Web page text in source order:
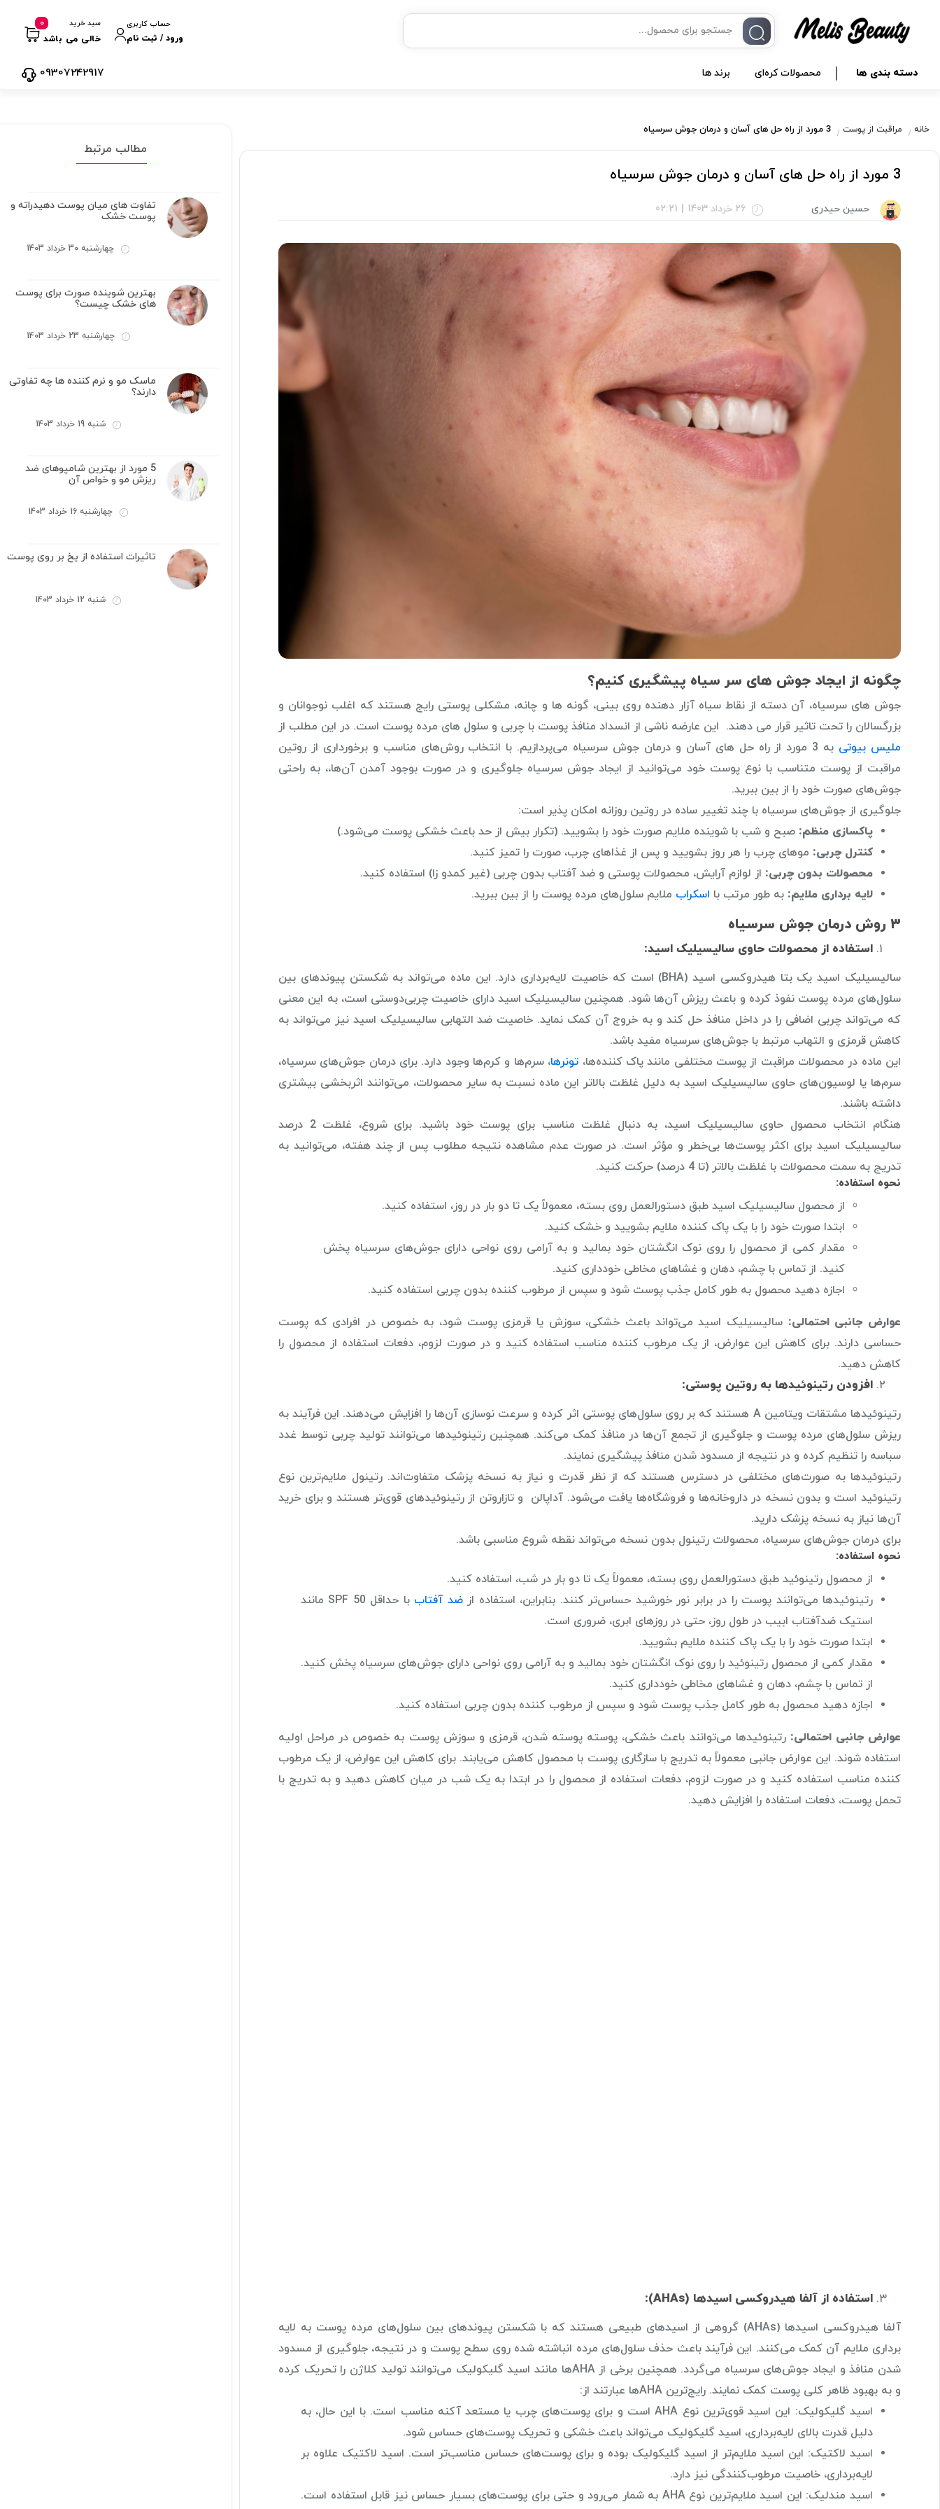
خرید قسطی با ترب‌پی
۴ قسط، بدون کارمزد
حساب کاربری
ورود / ثبت نام
سبد خرید
خالی می باشد
0
دسته بندی ها محصولات کره‌ای برند ها 09307242917
خانه مراقبت از پوست
3 مورد از راه حل های آسان و درمان جوش سرسیاه
حسین حیدری 26 خرداد 1403 02:21
چگونه از ایجاد جوش های سر سیاه پیشگیری کنیم؟
جوش های سرسیاه، آن دسته از نقاط سیاه آزار دهنده روی بینی، گونه ها و چانه، مشکلی پوستی رایج هستند که اغلب نوجوانان و
بزرگسالان را تحت تاثیر قرار می دهند. این عارضه ناشی از انسداد منافذ پوست با چربی و سلول های مرده پوست است. در این مطلب از
ملیس بیوتی
به 3 مورد از راه حل های آسان و درمان جوش سرسیاه می‌پردازیم. با انتخاب روش‌های مناسب و برخورداری از روتین
مراقبت از پوست متناسب با نوع پوست خود می‌توانید از ایجاد جوش سرسیاه جلوگیری و در صورت بوجود آمدن آن‌ها،، به راحتی
جوش‌های صورت خود را از بین ببرید.
جلوگیری از جوش‌های سرسیاه با چند تغییر ساده در روتین روزانه امکان پذیر است:
پاکسازی منظم: صبح و شب با شوینده ملایم صورت خود را بشویید. (تکرار بیش از حد باعث خشکی پوست می‌شود.)
کنترل چربی: موهای چرب را هر روز بشویید و پس از غذاهای چرب، صورت را تمیز کنید.
محصولات بدون چربی: از لوازم آرایش، محصولات پوستی و ضد آفتاب بدون چربی (غیر کمدو زا) استفاده کنید.
لایه برداری ملایم: به طور مرتب با اسکراب ملایم سلول‌های مرده پوست را از بین ببرید.
۳ روش درمان جوش سرسیاه
استفاده از محصولات حاوی سالیسیلیک اسید:
سالیسیلیک اسید یک بتا هیدروکسی اسید (BHA) است که خاصیت لایه‌برداری دارد. این ماده می‌تواند به شکستن پیوندهای بین
سلول‌های مرده پوست نفوذ کرده و باعث ریزش آن‌ها شود. همچنین سالیسیلیک اسید دارای خاصیت چربی‌دوستی است، به این معنی
که می‌تواند چربی اضافی را در داخل منافذ حل کند و به خروج آن کمک نماید. خاصیت ضد التهابی سالیسیلیک اسید نیز می‌تواند به
کاهش قرمزی و التهاب مرتبط با جوش‌های سرسیاه مفید باشد.
این ماده در محصولات مراقبت از پوست مختلفی مانند پاک کننده‌ها، تونرها، سرم‌ها و کرم‌ها وجود دارد. برای درمان جوش‌های سرسیاه،
سرم‌ها یا لوسیون‌های حاوی سالیسیلیک اسید به دلیل غلظت بالاتر این ماده نسبت به سایر محصولات، می‌توانند اثربخشی بیشتری
داشته باشند.
هنگام انتخاب محصول حاوی سالیسیلیک اسید، به دنبال غلظت مناسب برای پوست خود باشید. برای شروع، غلظت 2 درصد
سالیسیلیک اسید برای اکثر پوست‌ها بی‌خطر و مؤثر است. در صورت عدم مشاهده نتیجه مطلوب پس از چند هفته، می‌توانید به
تدریج به سمت محصولات با غلظت بالاتر (تا 4 درصد) حرکت کنید.
نحوه استفاده:
از محصول سالیسیلیک اسید طبق دستورالعمل روی بسته، معمولاً یک تا دو بار در روز، استفاده کنید.
ابتدا صورت خود را با یک پاک کننده ملایم بشویید و خشک کنید.
مقدار کمی از محصول را روی نوک انگشتان خود بمالید و به آرامی روی نواحی دارای جوش‌های سرسیاه پخش
کنید. از تماس با چشم، دهان و غشاهای مخاطی خودداری کنید.
اجازه دهید محصول به طور کامل جذب پوست شود و سپس از مرطوب کننده بدون چربی استفاده کنید.
عوارض جانبی احتمالی: سالیسیلیک اسید می‌تواند باعث خشکی، سوزش یا قرمزی پوست شود، به خصوص در افرادی که پوست
حساسی دارند. برای کاهش این عوارض، از یک مرطوب کننده مناسب استفاده کنید و در صورت لزوم، دفعات استفاده از محصول را
کاهش دهید.
افزودن رتینوئیدها به روتین پوستی:
رتینوئیدها مشتقات ویتامین A هستند که بر روی سلول‌های پوستی اثر کرده و سرعت نوسازی آن‌ها را افزایش می‌دهند. این فرآیند به
ریزش سلول‌های مرده پوست و جلوگیری از تجمع آن‌ها در منافذ کمک می‌کند. همچنین رتینوئیدها می‌توانند تولید چربی توسط غدد
سباسه را تنظیم کرده و در نتیجه از مسدود شدن منافذ پیشگیری نمایند.
رتینوئیدها به صورت‌های مختلفی در دسترس هستند که از نظر قدرت و نیاز به نسخه پزشک متفاوت‌اند. رتینول ملایم‌ترین نوع
رتینوئید است و بدون نسخه در داروخانه‌ها و فروشگاه‌ها یافت می‌شود. آداپالن و تازاروتن از رتینوئیدهای قوی‌تر هستند و برای خرید
آن‌ها نیاز به نسخه پزشک دارید.
برای درمان جوش‌های سرسیاه، محصولات رتینول بدون نسخه می‌تواند نقطه شروع مناسبی باشد.
نحوه استفاده:
از محصول رتینوئید طبق دستورالعمل روی بسته، معمولاً یک تا دو بار در شب، استفاده کنید.
رتینوئیدها می‌توانند پوست را در برابر نور خورشید حساس‌تر کنند. بنابراین، استفاده ازضد آفتاب
با حداقل SPF 50 مانند
استیک ضدآفتاب ابیب در طول روز، حتی در روزهای ابری، ضروری است.
ابتدا صورت خود را با یک پاک کننده ملایم بشویید.
مقدار کمی از محصول رتینوئید را روی نوک انگشتان خود بمالید و به آرامی روی نواحی دارای جوش‌های سرسیاه پخش کنید.
از تماس با چشم، دهان و غشاهای مخاطی خودداری کنید.
اجازه دهید محصول به طور کامل جذب پوست شود و سپس از مرطوب کننده بدون چربی استفاده کنید.
عوارض جانبی احتمالی: رتینوئیدها می‌توانند باعث خشکی، پوسته پوسته شدن، قرمزی و سوزش پوست به خصوص در مراحل اولیه
استفاده شوند. این عوارض جانبی معمولاً به تدریج با سازگاری پوست با محصول کاهش می‌یابند. برای کاهش این عوارض، از یک مرطوب
کننده مناسب استفاده کنید و در صورت لزوم، دفعات استفاده از محصول را در ابتدا به یک شب در میان کاهش دهید و به تدریج با
تحمل پوست، دفعات استفاده را افزایش دهید.
استفاده از آلفا هیدروکسی اسیدها (AHAs):
آلفا هیدروکسی اسیدها (AHAs) گروهی از اسیدهای طبیعی هستند که با شکستن پیوندهای بین سلول‌های مرده پوست به لایه
برداری ملایم آن کمک می‌کنند. این فرآیند باعث حذف سلول‌های مرده انباشته شده روی سطح پوست و در نتیجه، جلوگیری از مسدود
شدن منافذ و ایجاد جوش‌های سرسیاه می‌گردد. همچنین برخی از AHAها مانند اسید گلیکولیک می‌توانند تولید کلاژن را تحریک کرده
و به بهبود ظاهر کلی پوست کمک نمایند. رایج‌ترین AHAها عبارتند از:
اسید گلیکولیک: این اسید قوی‌ترین نوع AHA است و برای پوست‌های چرب یا مستعد آکنه مناسب است. با این حال، به
دلیل قدرت بالای لایه‌برداری، اسید گلیکولیک می‌تواند باعث خشکی و تحریک پوست‌های حساس شود.
اسید لاکتیک: این اسید ملایم‌تر از اسید گلیکولیک بوده و برای پوست‌های حساس مناسب‌تر است. اسید لاکتیک علاوه بر
لایه‌برداری، خاصیت مرطوب‌کنندگی نیز دارد.
اسید مندلیک: این اسید ملایم‌ترین نوع AHA به شمار می‌رود و حتی برای پوست‌های بسیار حساس نیز قابل استفاده است.
مطالب مرتبط
تفاوت های میان پوست دهیدراته و
پوست خشک
چهارشنبه 30 خرداد 1403
بهترین شوینده صورت برای پوست
های خشک چیست؟
چهارشنبه 23 خرداد 1403
ماسک مو و نرم کننده ها چه تفاوتی
دارند؟
شنبه 19 خرداد 1403
5 مورد از بهترین شامپوهای ضد
ریزش مو و خواص آن
چهارشنبه 16 خرداد 1403
تاثیرات استفاده از یخ بر روی پوست
شنبه 12 خرداد 1403